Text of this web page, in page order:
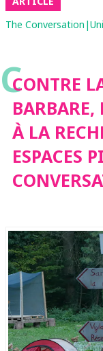
The
CCONTRE
BARBARE,
À LA
ESPACES